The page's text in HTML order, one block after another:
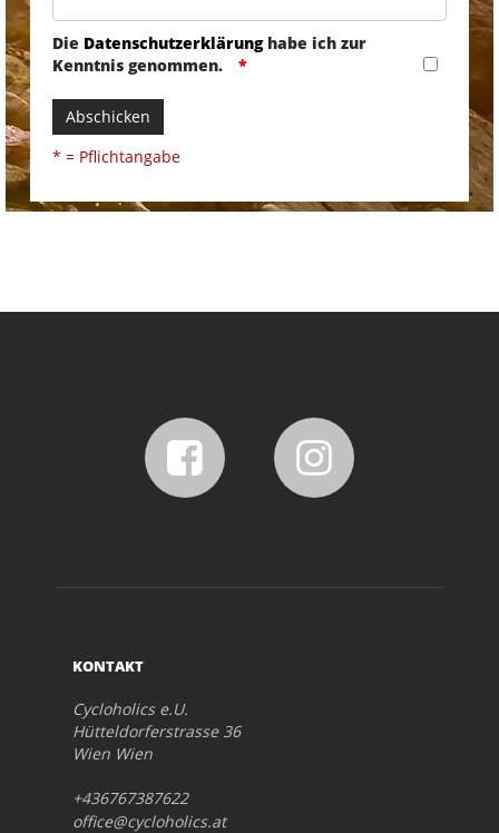
Die Datenschutzerklärunghabe ich zur
Kenntnis genommen.
Abschicken
* = Pflichtangabe
KONTAKT
Cycloholics e.U.
Hütteldorferstrasse 36
Wien Wien
+436767387622
office@cycloholics.at